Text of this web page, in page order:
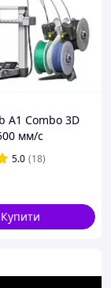
яка
прямий
або
в
двигунами,
ковзання
A1 Combo 3D
мм/с
5.0 (18)
Купити